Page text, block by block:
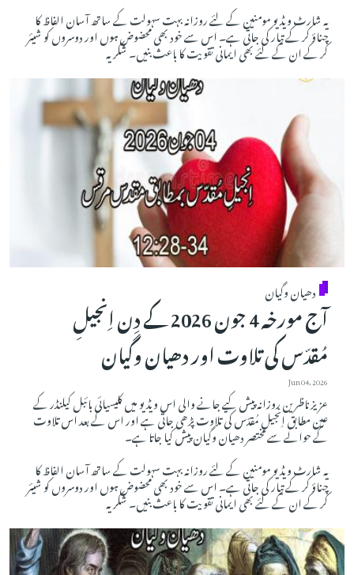
یہ شارٹ ویڈیو مومنین کے لئے روزانہ بہت سہولت کے ساتھ آسان الفاظ کا
چناؤ کر کے تیار کی جاتی ہے۔ اس سے خود بھی محضوض ہوں اور دوسروں کو شیئر
کر کے ان کے لئے بھی ایمانی تقویت کا باعث بنیں۔ شکریہ
دھیان وگیان
آج مورخہ 4 جون 2026 کے دِن اِنجیلِ
مُقدّس کی تلاوت اور دھیان وگیان
Jun 04, 2026
عزیز ناظرین روزانہ پیش کیے جانے والی اس ویڈیو میں کلیسیائی بائبل کیلنڈر کے
عین مطابق اِنجیلِ مُقدّس کی تلاوت پڑھی جاتی ہے اور اس کے بعد اس تلاوت
کے حوالے سے مختصر دھیان وگیان پیش کیا جاتا ہے۔
یہ شارٹ ویڈیو مومنین کے لئے روزانہ بہت سہولت کے ساتھ آسان الفاظ کا
چناؤ کر کے تیار کی جاتی ہے۔ اس سے خود بھی محضوض ہوں اور دوسروں کو شیئر
کر کے ان کے لئے بھی ایمانی تقویت کا باعث بنیں۔ شکریہ